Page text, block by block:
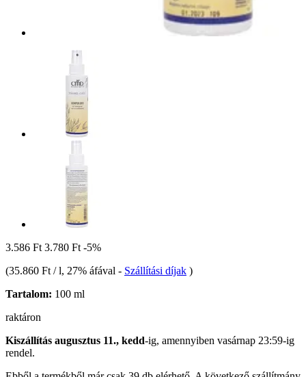
3.586 Ft 3.780 Ft -5%
(35.860 Ft / l, 27% áfával - Szállítási díjak )
Tartalom: 100 ml
raktáron
Kiszállítás augusztus 11., kedd-ig, amennyiben vasárnap 23:59-ig
rendel.